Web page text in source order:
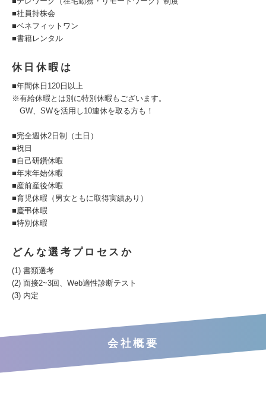
■社員持株会
■ベネフィットワン
■書籍レンタル
休日休暇は
■年間休日120日以上
※有給休暇とは別に特別休暇もございます。
GW、SWを活用し10連休を取る方も！
■完全週休2日制（土日）
■祝日
■自己研鑽休暇
■年末年始休暇
■産前産後休暇
■育児休暇（男女ともに取得実績あり）
■慶弔休暇
■特別休暇
どんな選考プロセスか
(1) 書類選考
(2) 面接2~3回、Web適性診断テスト
(3) 内定
会社概要